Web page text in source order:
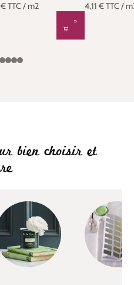
TTC / m2 4,11 €TTC /
bien choisir et